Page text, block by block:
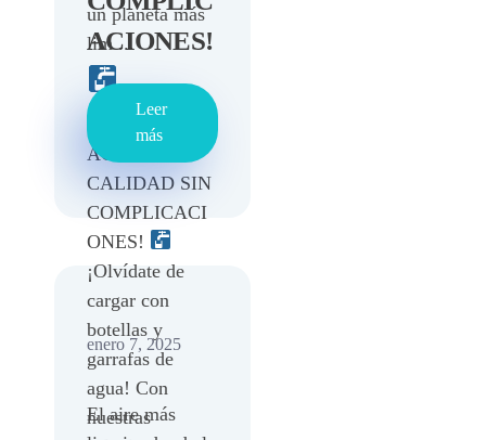
un planeta más
lim ...
ACIONES!
¡BEBE
AGUA DE
CALIDAD SIN
COMPLICACI
ONES!
¡Olvídate de
cargar con
botellas y
garrafas de
agua! Con
nuestras
Leer
más
enero 7, 2025
El aire más